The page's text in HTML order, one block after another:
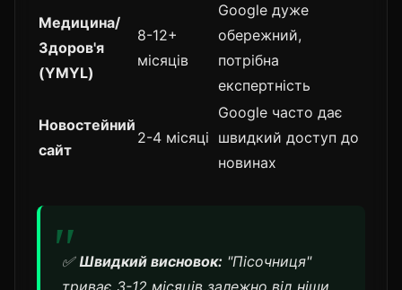
Медицина/
Здоров'я
(YMYL)
8-12+
місяців
Google дуже
обережний,
потрібна
експертність
Новостейний
сайт
2-4 місяці
Google часто дає
швидкий доступ до
новинах
✅Швидкий висновок: "Пісочниця"